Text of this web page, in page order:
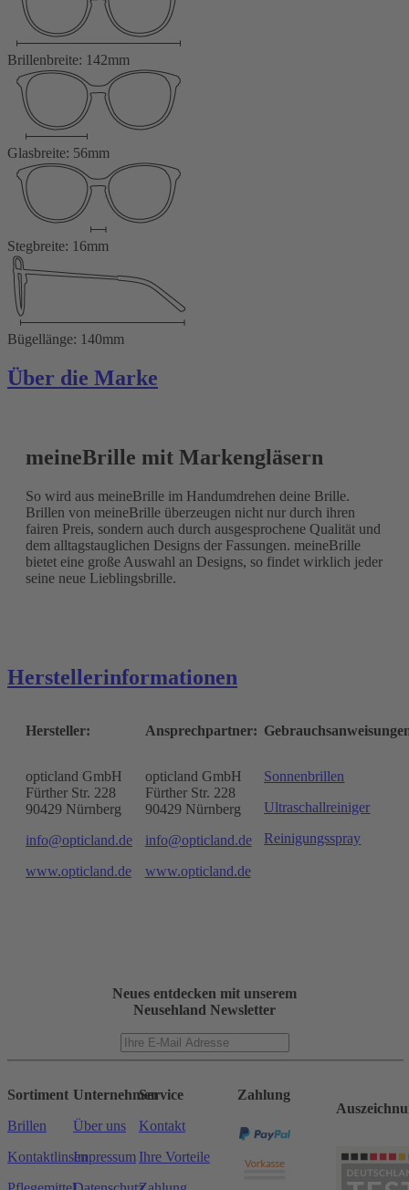
Brillenbreite: 142mm
Glasbreite: 56mm
Stegbreite: 16mm
Bügellänge: 140mm
Über die Marke
meineBrille mit Markengläsern
So wird aus meineBrille im Handumdrehen deine Brille.
Brillen von meineBrille überzeugen nicht nur durch ihren
fairen Preis, sondern auch durch ausgesprochene Qualität und
dem alltagstauglichen Designs der Fassungen. meineBrille
bietet eine große Auswahl an Designs, so findet wirklich jeder
seine neue Lieblingsbrille.
Herstellerinformationen
Hersteller:
opticland GmbH
Fürther Str. 228
90429 Nürnberg
info@opticland.de
www.opticland.de
Ansprechpartner:
opticland GmbH
Fürther Str. 228
90429 Nürnberg
info@opticland.de
www.opticland.de
Sonnenbrillen
Ultraschallreiniger
Reinigungsspray
Neues entdecken mit unserem
Neusehland Newsletter
Sortiment
Brillen
Kontaktlinsen
Unternehmen
Über uns
Impressum
Service
Kontakt
Ihre Vorteile
Zahlung